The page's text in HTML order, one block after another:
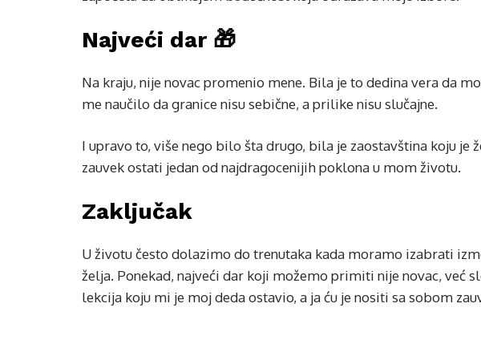
Najveći dar 🎁
Na kraju, nije novac promenio mene. Bila je to dedina vera da
me naučilo da granice nisu sebične, a prilike nisu slučajne.
I upravo to, više nego bilo šta drugo, bila je zaostavština koju je
zauvek ostati jedan od najdragocenijih poklona u mom životu.
Zaključak
U životu često dolazimo do trenutaka kada moramo izabrati
želja. Ponekad, najveći dar koji možemo primiti nije novac, već
lekcija koju mi je moj deda ostavio, a ja ću je nositi sa sobom